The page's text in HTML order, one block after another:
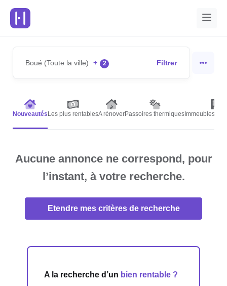
Boué (Toute la ville) + 2 Filtrer
Nouveautés Les plus rentablesA rénoverPassoires thermiques Immeubles de
Aucune annonce ne correspond, pour
l’instant, à votre recherche.
Etendre mes critères de recherche
A la recherche d’un bien rentable ?